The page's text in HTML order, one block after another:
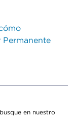
en nuestro